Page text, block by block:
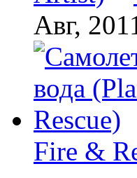
Авг,
Fire &